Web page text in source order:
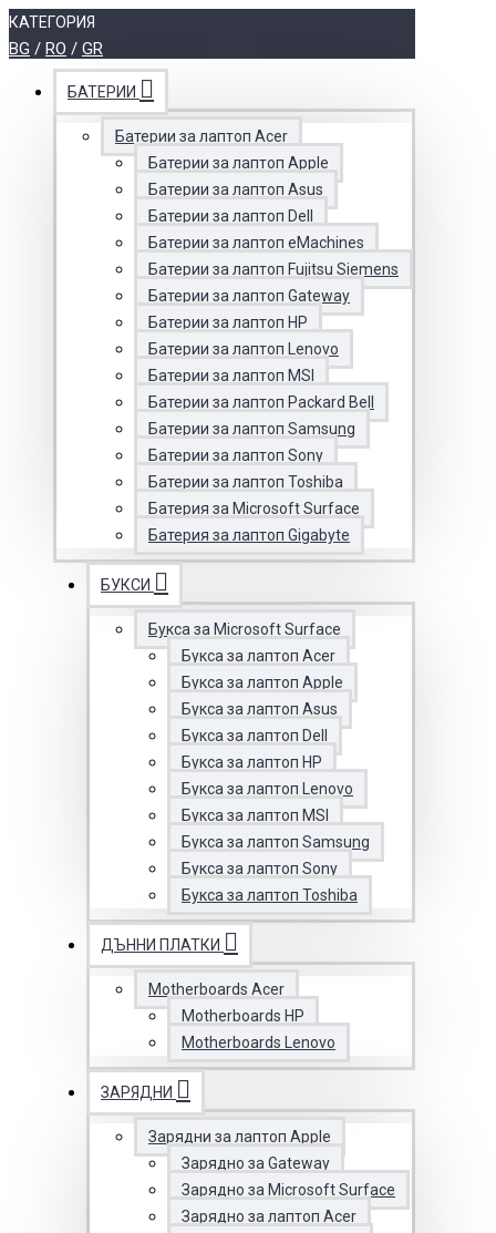
КАТЕГОРИЯ
BG / RO / GR
БАТЕРИИ
Батерии за лаптоп Acer
Батерии за лаптоп Apple
Батерии за лаптоп Asus
Батерии за лаптоп Dell
Батерии за лаптоп eMachines
Батерии за лаптоп Fujitsu Siemens
Батерии за лаптоп Gateway
Батерии за лаптоп HP
Батерии за лаптоп Lenovo
Батерии за лаптоп MSI
Батерии за лаптоп Packard Bell
Батерии за лаптоп Samsung
Батерии за лаптоп Sony
Батерии за лаптоп Toshiba
Батерия за Microsoft Surface
Батерия за лаптоп Gigabyte
БУКСИ
Букса за Microsoft Surface
Букса за лаптоп Acer
Букса за лаптоп Apple
Букса за лаптоп Asus
Букса за лаптоп Dell
Букса за лаптоп HP
Букса за лаптоп Lenovo
Букса за лаптоп MSI
Букса за лаптоп Samsung
Букса за лаптоп Sony
Букса за лаптоп Toshiba
ДЪННИ ПЛАТКИ
Motherboards Acer
Motherboards HP
Motherboards Lenovo
ЗАРЯДНИ
Зарядни за лаптоп Apple
Зарядно за Gateway
Зарядно за Microsoft Surface
Зарядно за лаптоп Acer